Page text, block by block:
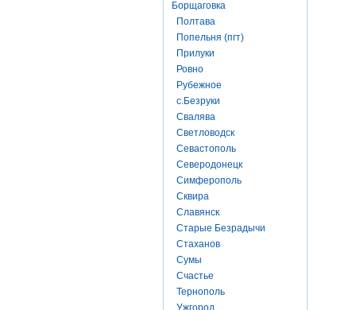
Борщаговка
Полтава
Попельня (пгт)
Прилуки
Ровно
Рубежное
с.Безруки
Свалява
Светловодск
Севастополь
Северодонецк
Симферополь
Сквира
Славянск
Старые Безрадычи
Стаханов
Сумы
Счастье
Тернополь
Ужгород